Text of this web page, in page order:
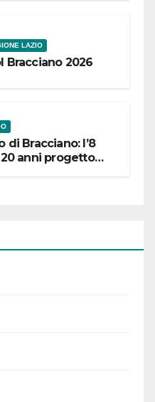
LAZIO
Bracciano 2026
di Bracciano: l’8
anni progetto